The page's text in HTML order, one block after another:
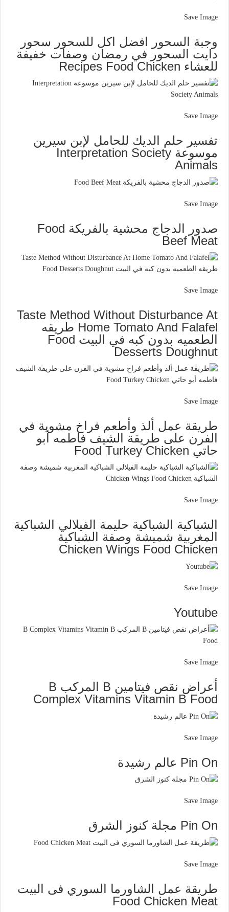
Save Image
وجبة السحور افضل اكل للسحور سحور
دايت السحور في رمضان وصفات خفيفة
للعشاء Recipes Food Chicken
Save Image
تفسير حلم الديك للحامل لإبن سيرين
موسوعة Interpretation Society
Animals
Save Image
صدور الدجاج محشية بالفريكة Food
Beef Meat
Save Image
Taste Method Without Disturbance At
Home Tomato And Falafel طريقه
الطعميه بدون كبه في البيت Food
Desserts Doughnut
Save Image
طريقة عمل ألذ وأطعم فراخ مشوية في
الفرن على طريقة الشيف فاطمه أبو
حاتي Food Turkey Chicken
Save Image
الشباكية الشباكية حليمة الفيلالي الشباكية
المغربية شميشة وصفة الشباكية
Chicken Wings Food Chicken
Save Image
Youtube
Save Image
أعراض نقص فيتامين B المركب B
Complex Vitamins Vitamin B Food
Save Image
Pin On عالم رشيدة
Save Image
Pin On مجلة كنوز الشرق
Save Image
طريقة عمل الشاورما السوري فى البيت
Food Chicken Meat